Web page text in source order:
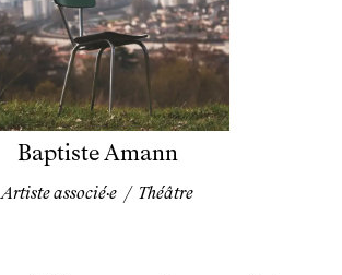
Baptiste Amann
Artiste associé·e / Théâtre